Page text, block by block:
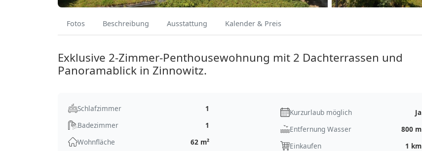
Fotos Beschreibung Ausstattung Kalender & Preis
Exklusive 2-Zimmer-Penthousewohnung mit 2 Dachterrassen und
Panoramablick in Zinnowitz.
Schlafzimmer
1
Badezimmer
1
Wohnfläche
62 m²
Kurzurlaub möglich
Ja
Entfernung Wasser
800 m
Einkaufen
1 km